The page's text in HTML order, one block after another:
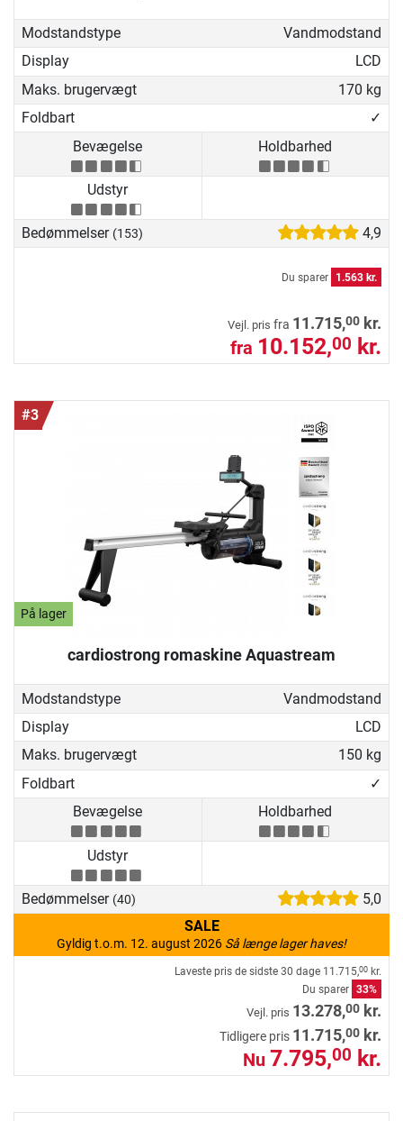
Modstandstype
Vandmodstand
Display
LCD
Maks. brugervægt
170 kg
Foldbart
✓
Bevægelse
Holdbarhed
Udstyr
Bedømmelser (153) 4,9
Du sparer 1.563 kr.
Vejl. pris fra 11.715,00 kr.
fra 10.152,00 kr.
#3
På lager
cardiostrong romaskine Aquastream
Modstandstype
Vandmodstand
Display
LCD
Maks. brugervægt
150 kg
Foldbart
✓
Bevægelse
Holdbarhed
Udstyr
Bedømmelser (40)
5,0
SALE
Gyldig t.o.m. 12. august 2026 Så længe lager haves!
Laveste pris de sidste 30 dage 11.715,00 kr.
Du sparer 33%
Vejl. pris 13.278,00 kr.
Tidligere pris 11.715,00 kr.
Nu 7.795,00 kr.